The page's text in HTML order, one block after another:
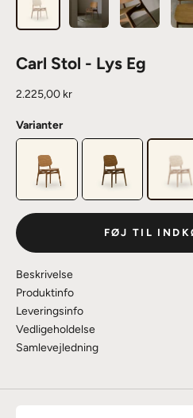
Carl Stol - Lys Eg
Salgspris
2.225,00 kr
Varianter
FØJ TIL
Beskrivelse
Produktinfo
Leveringsinfo
Vedligeholdelse
Samlevejledning